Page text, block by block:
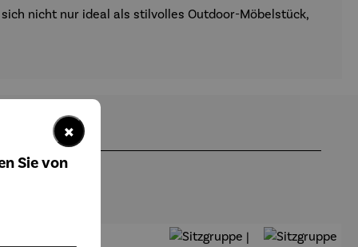
nicht nur ideal als stilvolles Outdoor-Möbelstück,
×
Sie von